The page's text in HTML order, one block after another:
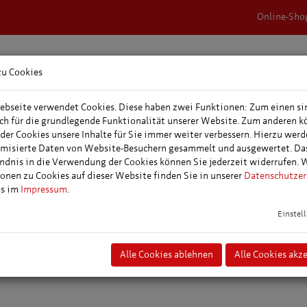
Online-
Deutschlands...
hervorragender Service, sondern auch eine traditionelle Thüringer-
Cookies
verwendet Cookies. Diese haben zwei Funktionen: Zum einen
für die grundlegende Funktionalität unserer Website. Zum anderen
Cookies unsere Inhalte für Sie immer weiter verbessern. Hierzu
Daten von Website-Besuchern gesammelt und ausgewertet.
in die Verwendung der Cookies können Sie jederzeit widerrufen.
zu Cookies auf dieser Website finden Sie in unserer
im Impressum.
Alle Cookies ablehnen Alle Cookies